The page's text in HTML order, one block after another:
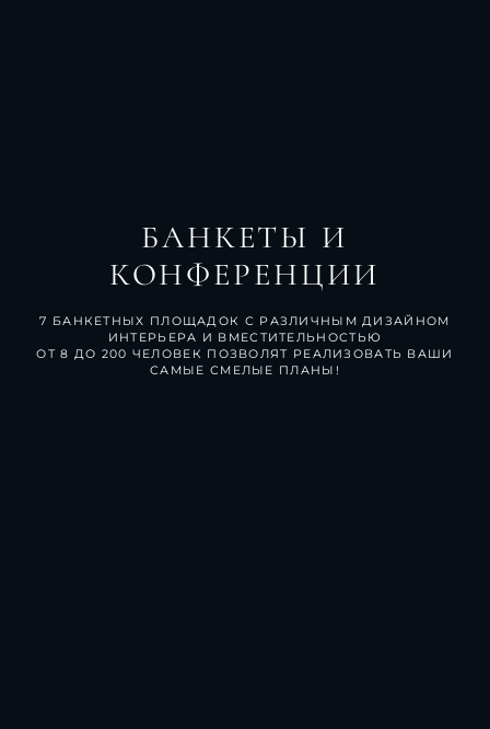
БАНКЕТЫ И
КОНФЕРЕНЦИИ
7 БАНКЕТНЫХ ПЛОЩАДОК С РАЗЛИЧНЫМ ДИЗАЙНОМ
ИНТЕРЬЕРА И ВМЕСТИТЕЛЬНОСТЬЮ
ОТ 8 ДО 200 ЧЕЛОВЕК ПОЗВОЛЯТ РЕАЛИЗОВАТЬ ВАШИ
САМЫЕ СМЕЛЫЕ ПЛАНЫ!